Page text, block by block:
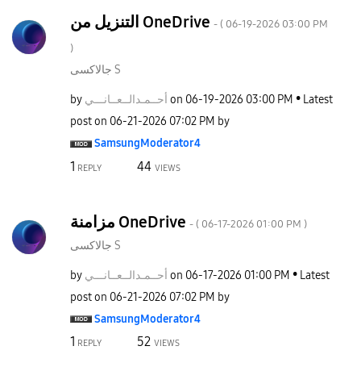
التنزيل من OneDrive - ( ‎06-19-2026 03:00 PM
)
جالاكسى S
by أحــمـدالــعــانـــي on ‎06-19-2026 03:00 PM
Latest
post on ‎06-21-2026 07:02 PM by
SamsungModerator4
1 REPLY 44 VIEWS
مزامنة OneDrive - ( ‎06-17-2026 01:00 PM )
جالاكسى S
by أحــمـدالــعــانـــي on ‎06-17-2026 01:00 PM
Latest
post on ‎06-21-2026 07:02 PM by
SamsungModerator4
1 REPLY 52 VIEWS